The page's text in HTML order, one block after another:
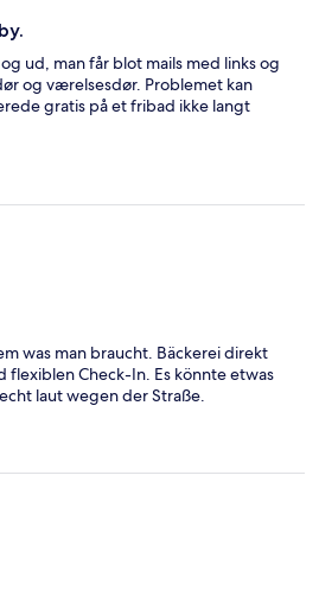
ud, man får blot mails med links og
og værelsesdør. Problemet kan
gratis på et fribad ikke langt
was man braucht. Bäckerei direkt
flexiblen Check-In. Es könnte etwas
laut wegen der Straße.